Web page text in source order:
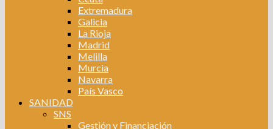
Extremadura
Galicia
La Rioja
Madrid
Melilla
Murcia
Navarra
País Vasco
SANIDAD
SNS
Gestión y Financiación